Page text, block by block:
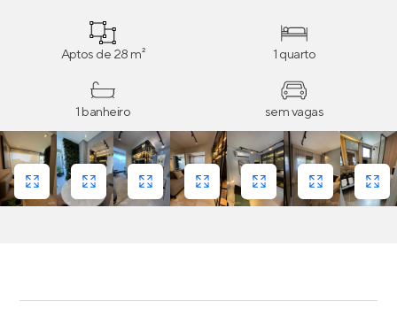
Aptos de 28 m² 1 quarto
1 banheiro sem vagas